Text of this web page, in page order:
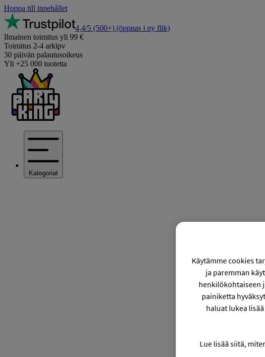
Hoppa till innehållet
4,4/5 (500+) (öppnas i ny flik)
Ilmainen toimitus yli 99 €
Toimitus 2-4 arkipv
30 päivän palautusoikeus
Yli +25 000 tuotetta
Kategoriat
Käytämme cookies
ja paremman
henkilökohtaiseen
painiketta
haluat lukea
Lue lisää siitä,